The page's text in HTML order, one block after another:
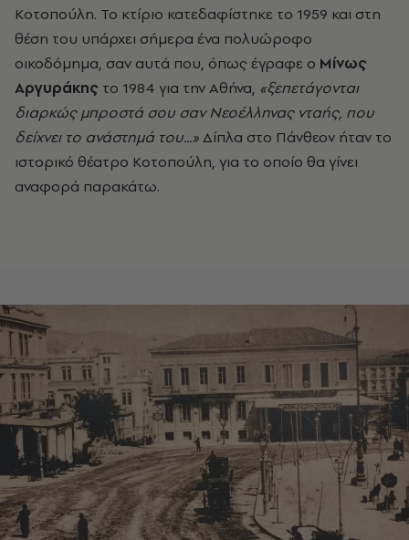
Κοτοπούλη. Το κτίριο κατεδαφίστηκε το 1959 και στη
θέση του υπάρχει σήμερα ένα πολυώροφο
οικοδόμημα, σαν αυτά που, όπως έγραφε ο Μίνως
Αργυράκης το 1984 για την Αθήνα, «ξεπετάγονται
διαρκώς μπροστά σου σαν Νεοέλληνας νταής, που
δείχνει το ανάστημά του...»Δίπλα στο Πάνθεον ήταν το
ιστορικό θέατρο Κοτοπούλη, για το οποίο θα γίνει
αναφορά παρακάτω.